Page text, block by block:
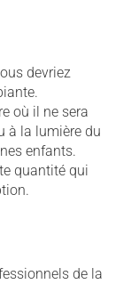
devriez
où il ne sera
à la lumière du
enfants.
quantité qui
de la